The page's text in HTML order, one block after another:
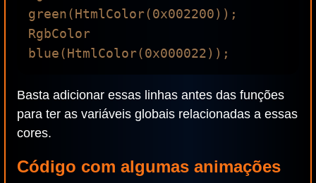
green(HtmlColor(0x002200));
RgbColor
Basta adicionar essas linhas antes das funções
para ter as variáveis globais relacionadas a essas
cores.
Código com algumas animações